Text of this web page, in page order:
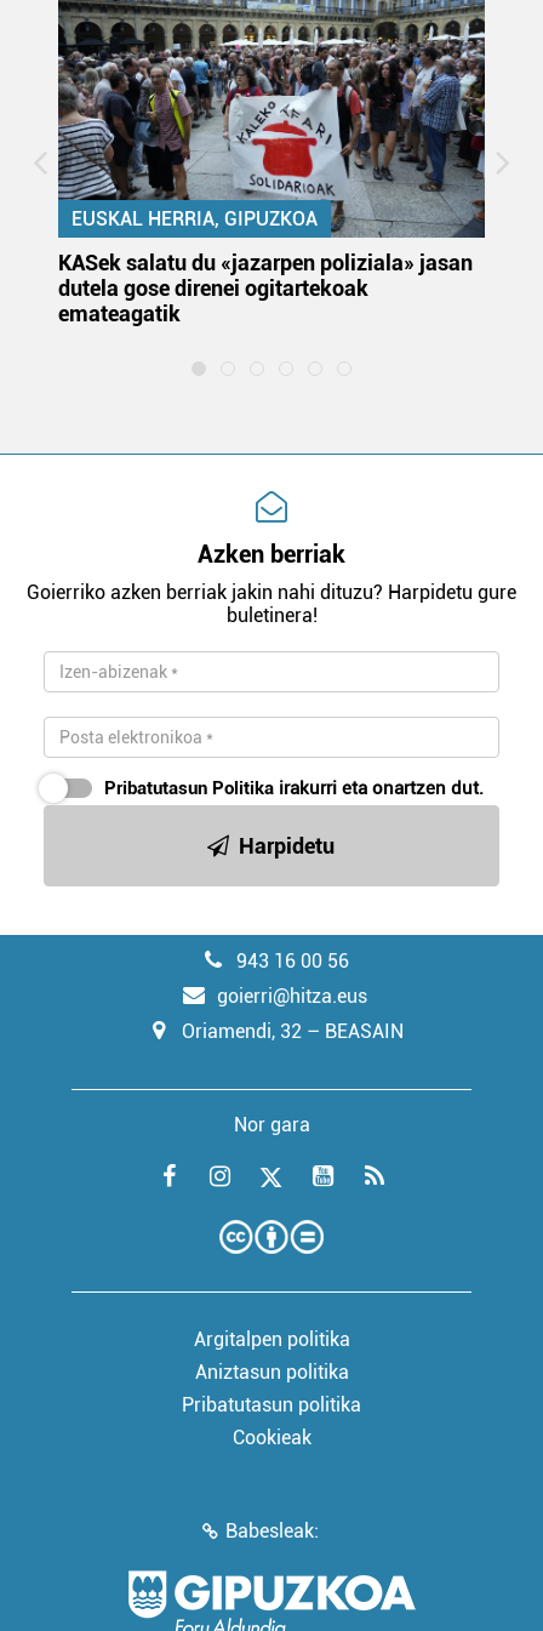
EUSKAL HERRIA, GIPUZKOA
KASek salatu du «jazarpen poliziala» jasan
dutela gose direnei ogitartekoak
emateagatik
Azken berriak
Goierriko azken berriak jakin nahi dituzu? Harpidetu gure
buletinera!
Pribatutasun Politika irakurri eta onartzen dut.
Harpidetu
943 16 00 56
goierri@hitza.eus
Oriamendi, 32 – BEASAIN
Nor gara
Argitalpen politika
Aniztasun politika
Pribatutasun politika
Cookieak
Babesleak: